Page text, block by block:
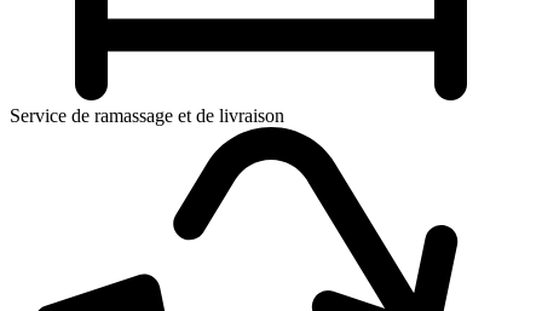
Service de ramassage et de livraison